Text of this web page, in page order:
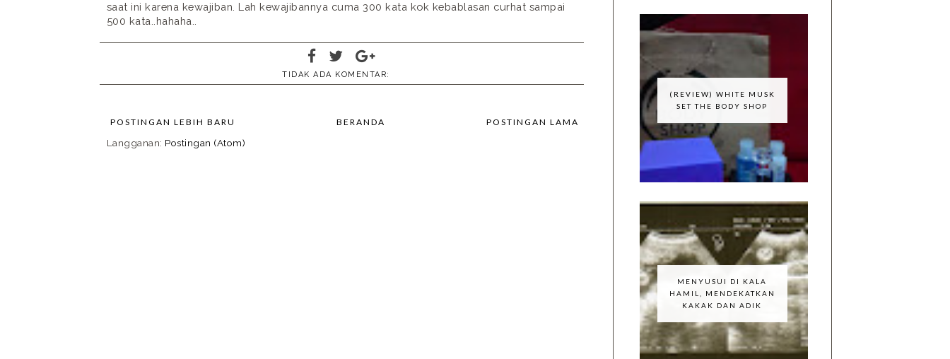
saat ini karena kewajiban. Lah kewajibannya cuma 300 kata kok kebablasan curhat sampai
500 kata..hahaha..
TIDAK ADA KOMENTAR:
POSTINGAN LEBIH BARU POSTINGAN LAMA
BERANDA
Langganan: Postingan (Atom)
(REVIEW) WHITE MUSK
SET THE BODY SHOP
MENYUSUI DI KALA
HAMIL, MENDEKATKAN
KAKAK DAN ADIK